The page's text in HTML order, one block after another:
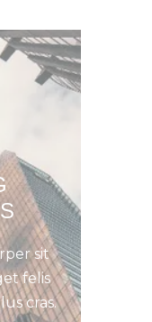
sit
felis
cras.